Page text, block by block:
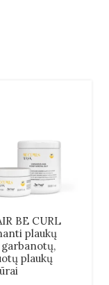
BE CURL
plaukų
garbanotų,
plaukų